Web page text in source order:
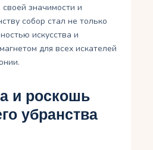
значимости и
собор стал не только
искусства и
для всех искателей
и роскошь
убранства